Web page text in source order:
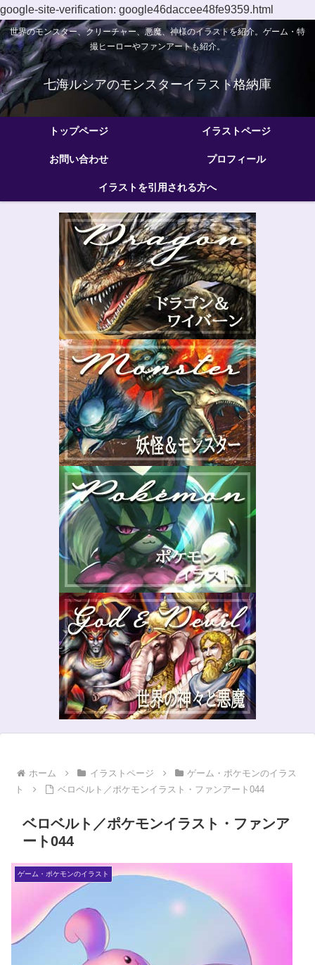
google-site-verification: google46daccee48fe9359.html
世界のモンスター、クリーチャー、悪魔、神様のイラストを紹介。ゲーム・特
撮ヒーローやファンアートも紹介。
七海ルシアのモンスターイラスト格納庫
トップページ イラストページ
お問い合わせ プロフィール
イラストを引用される方へ
ホーム イラストページ
ゲーム・ポケモンのイラス
ト
ベロベルト／ポケモンイラスト・ファンアート044
ベロベルト／ポケモンイラスト・ファンア
ート044
ゲーム・ポケモンのイラスト